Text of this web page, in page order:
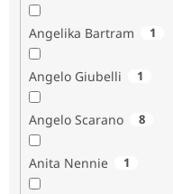
Angelika Bartram 1
Angelo Giubelli 1
Angelo Scarano 8
Anita Nennie 1